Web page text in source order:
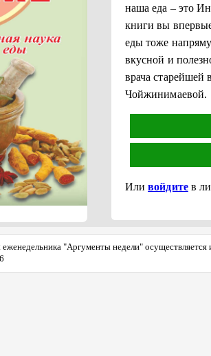
наша еда – это
книги вы
еды тоже
вкусной и
врача
Чойжинимаевой.
Иливойдитев
еженедельника "Аргументы недели"